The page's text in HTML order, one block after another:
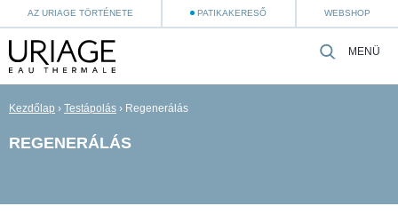
AZ URIAGE TÖRTÉNETE PATIKAKERESŐ WEBSHOP
MENÜ
Kezdőlap › Testápolás › Regenerálás
REGENERÁLÁS